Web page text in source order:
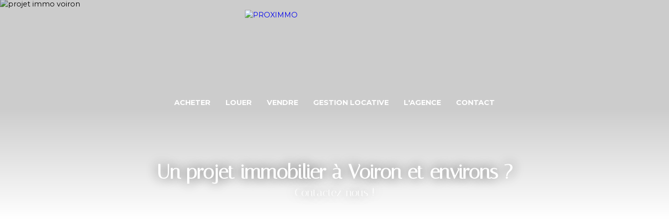
ACHETER LOUER VENDRE GESTION LOCATIVE L'AGENCE CONTACT
Un projet immobilier à Voiron et environs ?
Contactez-nous !